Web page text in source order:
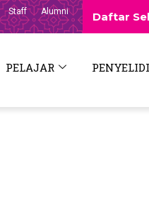
Staff Alumni Daftar
PELAJAR